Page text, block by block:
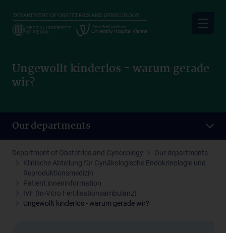
main
Ungewollt kinderlos - warum gerade
wir?
Our departments
Department of Obstetrics and Gynecology
Our departments
Klinische Abteilung für Gynäkologische Endokrinologie und
Reproduktionsmedizin
Patient:inneninformation
IVF (In-Vitro Fertilisationsambulanz)
Ungewollt kinderlos - warum gerade wir?